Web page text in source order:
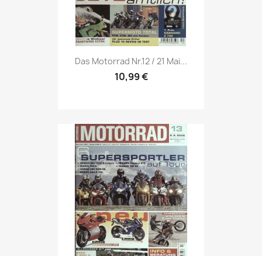
Vorschau
Das Motorrad Nr.12 / 21 Mai...
10,99 €